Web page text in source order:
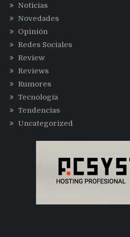
Noticias
Novedades
Opinión
Redes Sociales
Review
Reviews
Rumores
Tecnología
Tendencias
Uncategorized